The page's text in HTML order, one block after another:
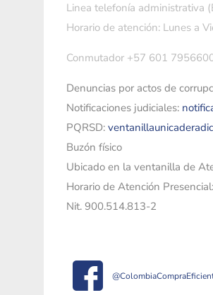
Linea telefonía administrativa
Horario de atención: Lunes a
Conmutador +57 601
Denuncias por actos de
Notificaciones judiciales:
PQRSD:
Buzón físico
Ubicado en la ventanilla de
Horario de Atención
Nit. 900.514.813-2